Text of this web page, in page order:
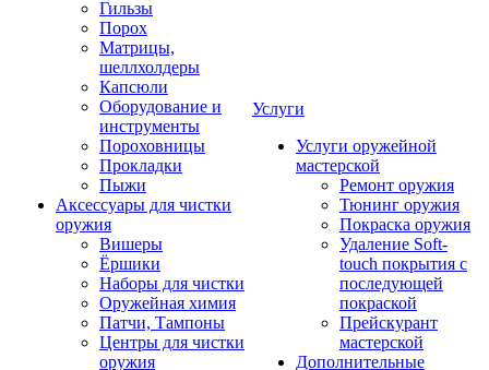
Гильзы
Порох
Матрицы,
шеллхолдеры
Капсюли
Оборудование и
инструменты
Пороховницы
Прокладки
Пыжи
Аксессуары для чистки
оружия
Вишеры
Ёршики
Наборы для чистки
Оружейная химия
Патчи, Тампоны
Центры для чистки
оружия
Услуги
Услуги оружейной
мастерской
Ремонт оружия
Тюнинг оружия
Покраска оружия
Удаление Soft-
touch покрытия с
последующей
покраской
Прейскурант
мастерской
Дополнительные